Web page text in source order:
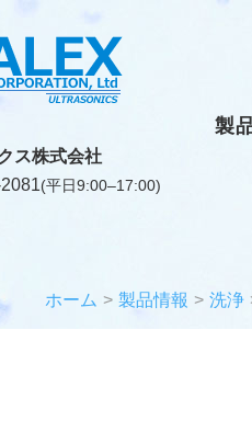
製
ス株式会社
(平日9:00–17:00)
ホーム 製品情報 洗浄